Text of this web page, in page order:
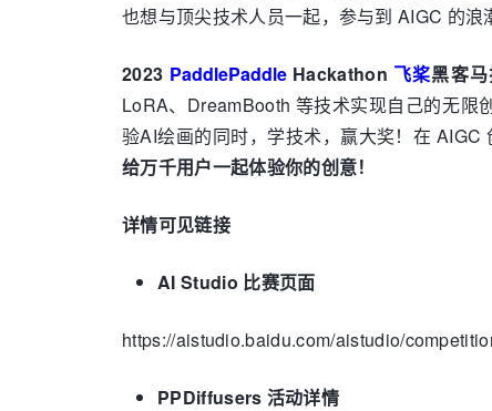
也想与顶尖技术人员一起，参与到 AIGC 的浪
2023 PaddlePaddleHackathon 飞桨黑客
LoRA、DreamBooth 等技术实现自己的无限
验AI绘画的同时，学技术，赢大奖！在
给万千用户一起体验你的创意！
详情可见链接
AI Studio 比赛页面
https://aistudio.baidu.com/aistudio/
PPDiffusers 活动详情